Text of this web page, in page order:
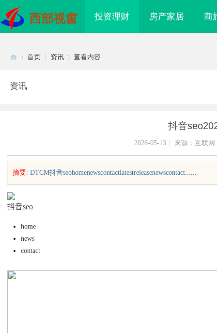
西部视窗 投资理财 房产家居 商
sc
首页 资讯 查看内容
资讯
抖音
2026-05-13 来源：互联网
摘要: DTCM抖音seohomenewscontactlatestreleasenewscontact......
抖音seo
home
news
contact